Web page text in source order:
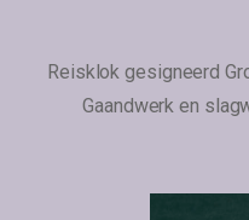
Reisklok gesigneerd
Gaandwerk en